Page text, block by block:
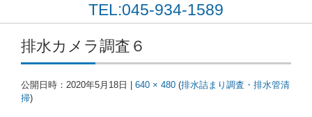
TEL:045-934-1589
排水カメラ調査６
公開日時： 2020年5月18日 640 × 480 (排水詰まり調査・排水管清
掃)